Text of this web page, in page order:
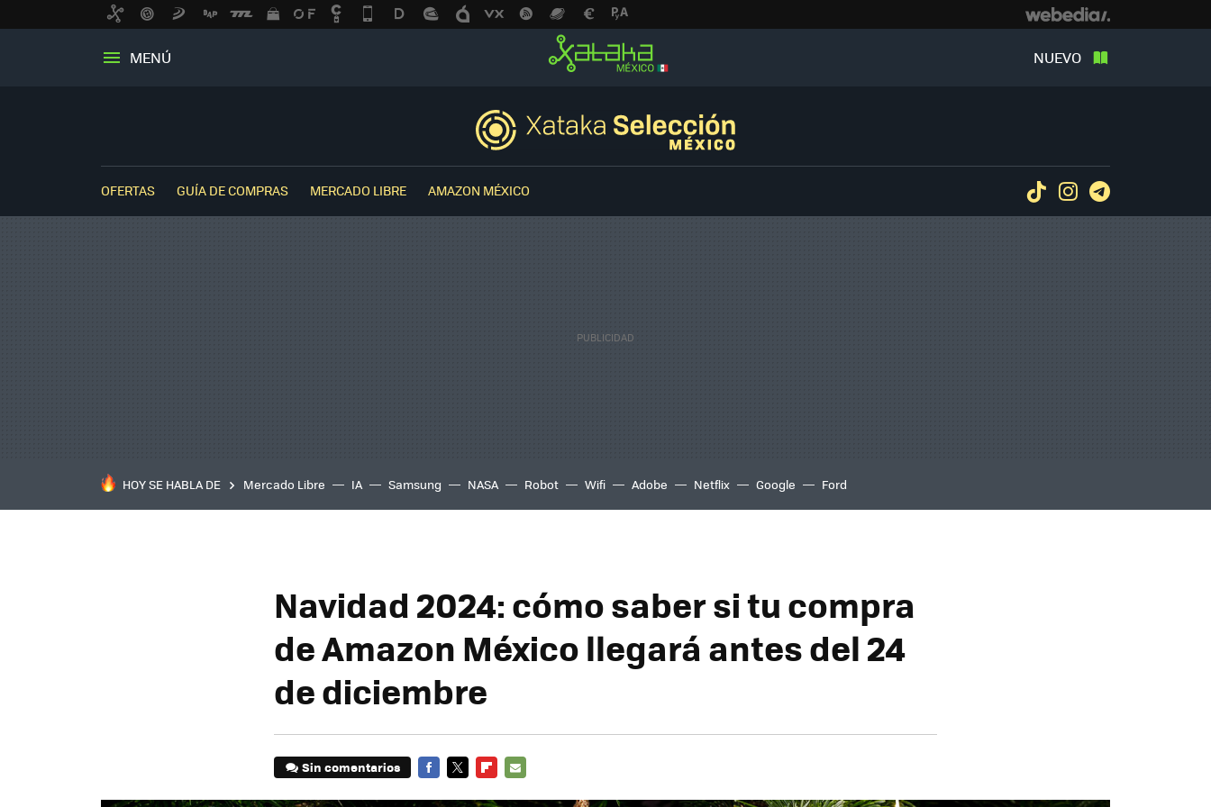
MENÚ NUEVO
OFERTAS GUÍA DE COMPRAS MERCADO LIBRE AMAZON MÉXICO TiktokInstagram
HOY SE HABLA DE Mercado Libre IA Samsung NASA Robot Wifi Adobe Netflix Google Ford
Navidad 2024: cómo saber si tu compra
de Amazon México llegará antes del 24
de diciembre
Sin comentarios